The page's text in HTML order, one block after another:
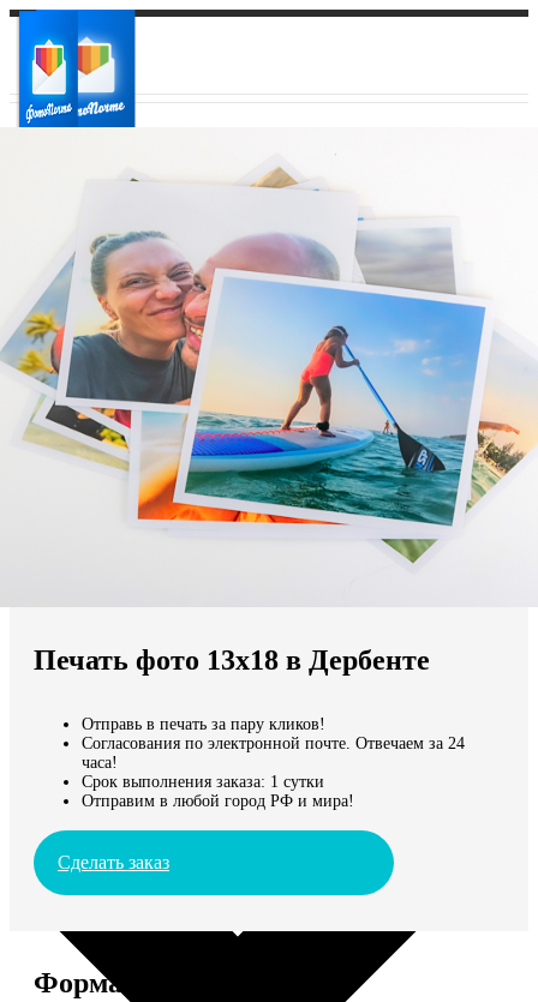
Ваш регион доставки
Выберите из списка:
Мы доставляем по всему миру
Продолжить без города
Печать фото 13х18 в Дербенте
Отправь в печать за пару кликов!
Согласования по электронной почте. Отвечаем за 24
часа!
Срок выполнения заказа: 1 сутки
Отправим в любой город РФ и мира!
Сделать заказ
Форматы и цены